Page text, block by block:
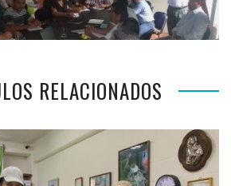
RELACIONADOS